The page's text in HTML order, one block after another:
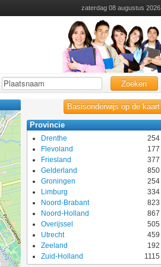
zaterdag 08 augustus 2026
Zoeken
Basisonderwijs op de kaart
Provincie
Drenthe
254
Flevoland
177
Friesland
377
Gelderland
850
Groningen
254
Limburg
334
Noord-Brabant
823
Noord-Holland
867
Overijssel
505
Utrecht
459
Zeeland
192
Zuid-Holland
1115